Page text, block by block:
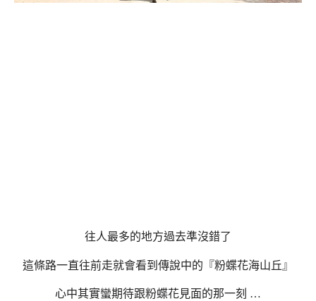
往人最多的地方過去準沒錯了
這條路一直往前走就會看到傳說中的『粉蝶花海山丘』
心中其實蠻期待跟粉蝶花見面的那一刻 …